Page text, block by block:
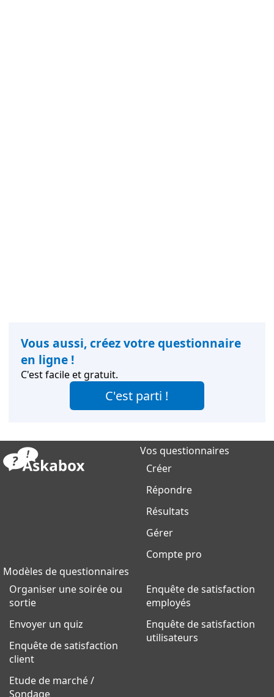
Vous aussi, créez votre questionnaire
en ligne !
C'est facile et gratuit.
C'est parti !
Vos questionnaires
Créer
Répondre
Résultats
Gérer
Compte pro
Modèles de questionnaires
Organiser une soirée ou
sortie
Envoyer un quiz
Enquête de satisfaction
client
Etude de marché /
Sondage
Enquête de satisfaction
employés
Enquête de satisfaction
utilisateurs